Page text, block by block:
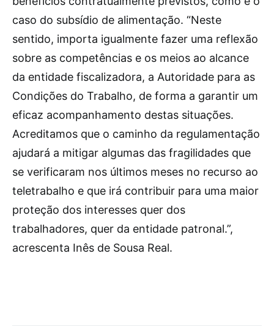
caso do subsídio de alimentação. “Neste
sentido, importa igualmente fazer uma reflexão
sobre as competências e os meios ao alcance
da entidade fiscalizadora, a Autoridade para as
Condições do Trabalho, de forma a garantir um
eficaz acompanhamento destas situações.
Acreditamos que o caminho da regulamentação
ajudará a mitigar algumas das fragilidades que
se verificaram nos últimos meses no recurso ao
teletrabalho e que irá contribuir para uma maior
proteção dos interesses quer dos
trabalhadores, quer da entidade patronal.”,
acrescenta Inês de Sousa Real.